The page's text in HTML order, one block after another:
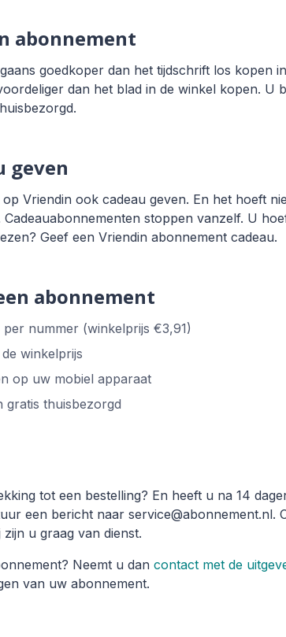
abonnement
goedkoper dan het tijdschrift los kopen
dan het blad in de winkel kopen. U
geven
Vriendin ook cadeau geven. En het hoeft
stoppen vanzelf. U
Geef een Vriendin abonnement cadeau.
abonnement
nummer (winkelprijs €3,91)
winkelprijs
op uw mobiel apparaat
gratis thuisbezorgd
tot een bestelling? En heeft u na 14
een bericht naar service@abonnement.nl.
u graag van dienst.
Neemt u dan contact met de
van uw abonnement.